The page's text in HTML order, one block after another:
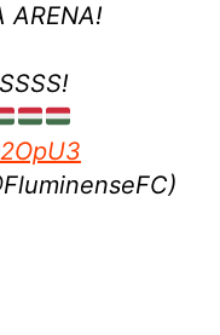
ARENA!